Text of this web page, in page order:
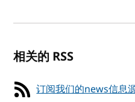
相关的 RSS
订阅我们的news信息